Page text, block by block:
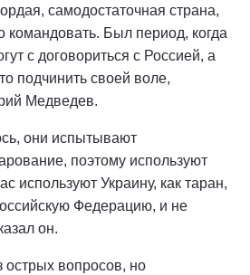
самодостаточная страна,
командовать. Был период, когда
с договориться с Россией, а
подчинить своей воле,
Медведев.
они испытывают
поэтому используют
используют Украину, как таран,
Федерацию, и не
он.
острых вопросов, но